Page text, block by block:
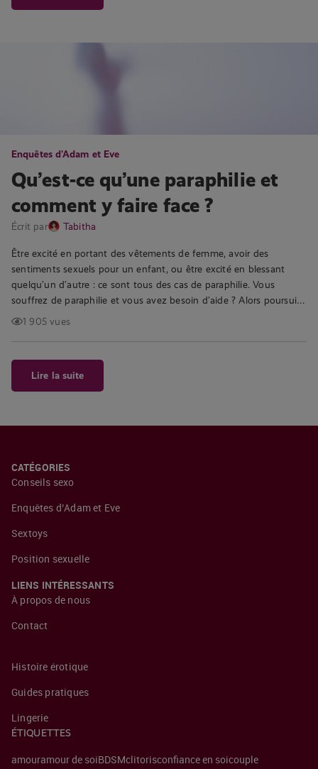
Enquêtes d'Adam et Eve
Qu’est-ce qu’une paraphilie et
comment y faire face ?
Écrit par Tabitha
Être excité en portant des vêtements de femme, avoir des
sentiments sexuels pour un enfant, ou être excité en blessant
quelqu’un d’autre : ce sont tous des cas de paraphilie. Vous
souffrez de paraphilie et vous avez besoin d’aide ? Alors poursui…
1 905 vues
Lire la suite
CATÉGORIES
Conseils sexo
Enquêtes d’Adam et Eve
Sextoys
Position sexuelle
LIENS INTÉRESSANTS
À propos de nous
Contact
Histoire érotique
Guides pratiques
Lingerie
ÉTIQUETTES
amouramour de soiBDSMclitorisconfiance en soicouple